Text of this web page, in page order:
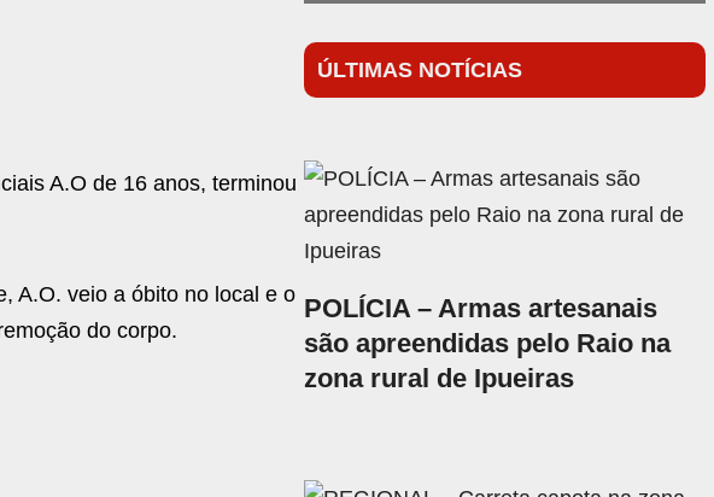
A.O de 16 anos, terminou
A.O. veio a óbito no local e o
do corpo.
ÚLTIMAS NOTÍCIAS
POLÍCIA – Armas artesanais
são apreendidas pelo Raio na
zona rural de Ipueiras